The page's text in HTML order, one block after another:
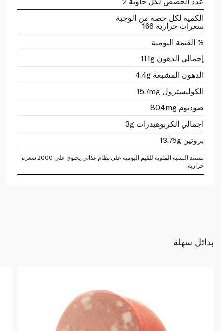
الكمية لكل حصة من الوجبة
سعرات حرارية 166
% القيمة اليومية
إجمالي الدهون 11.1g
الدهون المشبعة 4.4g
الكوليسترول 15.7mg
صوديوم 804mg
اجمالي الكربوهيدرات 3g
بروتين 13.75g
تستند النسبة المئوية للقيم اليومية على نظام غذائي يحتوي على 2000 سعرة
حرارية.
بدائل سهلة